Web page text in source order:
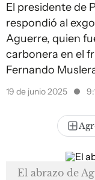
El presidente de
respondió al
Aguerre, quien
carbonera en el
Fernando
19 de junio 2025
El abrazo de